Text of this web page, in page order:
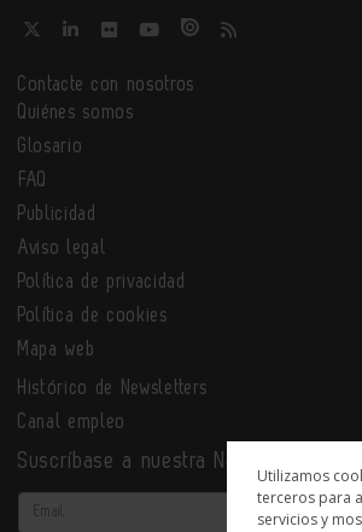
Contacte con nosotros
Quiénes somos
Glosario
FAQ
Publicidad
Aviso legal
Política de privacidad
Política de cookies
Mapa web
Histórico de Newsletters
Canal empleo
Suscríbase a nuestra Newsletter
Email
Utilizamos
terceros para
servicios y